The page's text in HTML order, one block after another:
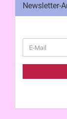
Newsletter-
ZUR
E-
Mail